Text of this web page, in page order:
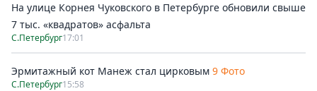
На улице Корнея Чуковского в Петербурге обновили свыше
7 тыс. «квадратов» асфальта
С.Петербург17:01
Эрмитажный кот Манеж стал цирковым 9 Фото
С.Петербург15:58